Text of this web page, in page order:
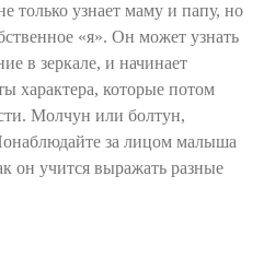
только узнает маму и папу, но
«я». Он может узнать
в зеркале, и начинает
характера, которые потом
Молчун или болтун,
за лицом малыша
он учится выражать разные